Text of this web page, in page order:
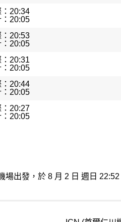
20:34
20:05
20:53
20:05
20:31
20:05
20:44
20:05
20:27
20:05
場出發，於 8 月 2 日 週日